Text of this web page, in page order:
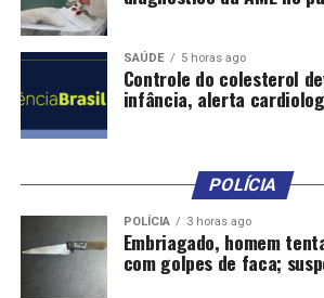
SAÚDE 5 horas ago
Controle do colesterol
infância, alerta
POLÍCIA
POLÍCIA 3 horas ago
Embriagado, homem
com golpes de faca;